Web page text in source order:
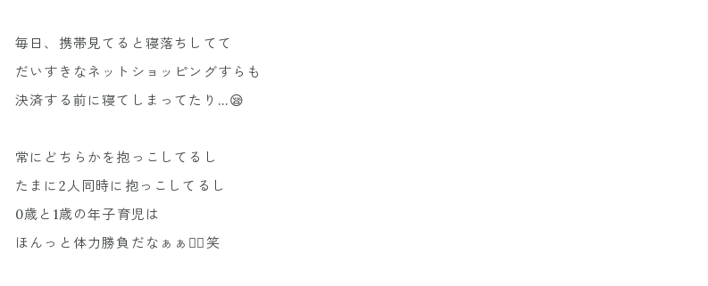
毎日、携帯見てると寝落ちしてて
だいすきなネットショッピングすらも
決済する前に寝てしまってたり…😪
常にどちらかを抱っこしてるし
たまに2人同時に抱っこしてるし
0歳と1歳の年子育児は
ほんっと体力勝負だなぁぁ❤️‍🔥笑